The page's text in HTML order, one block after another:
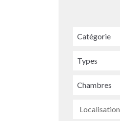
Catégorie
Types
Chambres
Localisation